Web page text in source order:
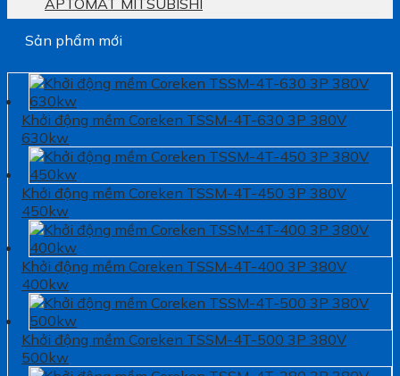
APTOMAT MITSUBISHI
Sản phẩm mới
Khởi động mềm Coreken TSSM-4T-630 3P 380V
630kw
Khởi động mềm Coreken TSSM-4T-450 3P 380V
450kw
Khởi động mềm Coreken TSSM-4T-400 3P 380V
400kw
Khởi động mềm Coreken TSSM-4T-500 3P 380V
500kw